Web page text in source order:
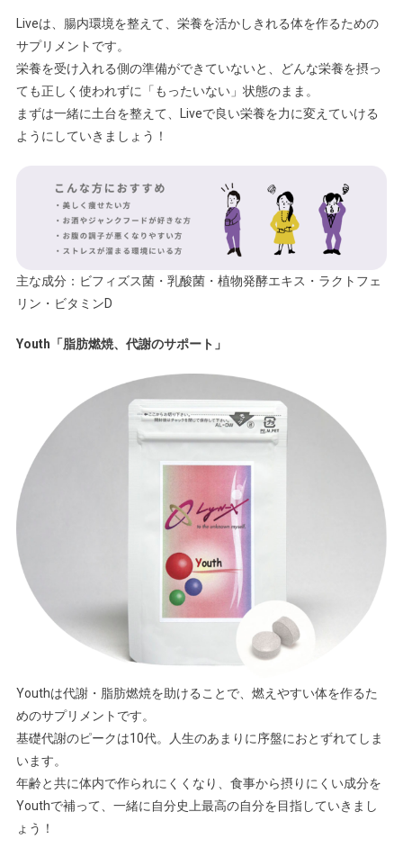
Liveは、腸内環境を整えて、栄養を活かしきれる体を作るための
サプリメントです。
栄養を受け入れる側の準備ができていないと、どんな栄養を摂っ
ても正しく使われずに「もったいない」状態のまま。
まずは一緒に土台を整えて、Liveで良い栄養を力に変えていける
ようにしていきましょう！
主な成分：ビフィズス菌・乳酸菌・植物発酵エキス・ラクトフェ
リン・ビタミンD
Youth「脂肪燃焼、代謝のサポート」
Youthは代謝・脂肪燃焼を助けることで、燃えやすい体を作るた
めのサプリメントです。
基礎代謝のピークは10代。人生のあまりに序盤におとずれてしま
います。
年齢と共に体内で作られにくくなり、食事から摂りにくい成分を
Youthで補って、一緒に自分史上最高の自分を目指していきまし
ょう！